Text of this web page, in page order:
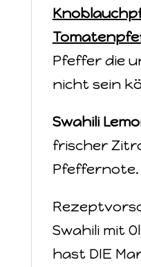
Pfeffer die
nicht sein
Swahili
frischer
Pfeffernote.
Swahili mit
hast DIE